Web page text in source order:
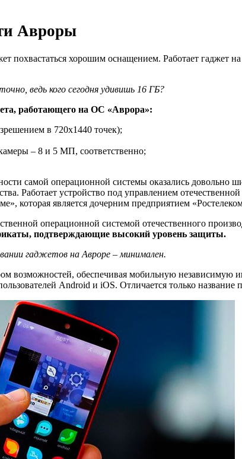
Авроры
похвастаться хорошим оснащением. Работает
ведь кого сегодня удивишь 16 ГБ?
работающего на ОС «Аврора»:
в 720х1440 точек);
– 8 и 5 МП, соответственно;
самой операционной системы оказались довольно
Работает устройство под управлением
которая является дочерним предприятием
операционной системой отечественного
подтверждающие высокий уровень защиты.
гаджетов на Авроре – минимален.
возможностей, обеспечивая мобильную
Android и iOS. Отличается только